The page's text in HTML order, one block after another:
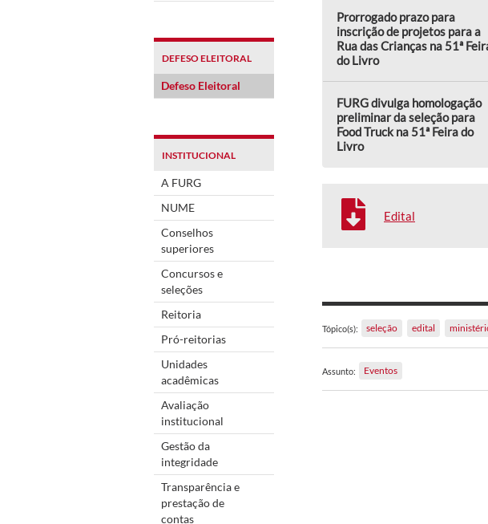
DEFESO ELEITORAL
Defeso Eleitoral
INSTITUCIONAL
A FURG
NUME
Conselhos
superiores
Concursos e
seleções
Reitoria
Pró-reitorias
Unidades
acadêmicas
Avaliação
institucional
Gestão da
integridade
Transparência e
prestação de
contas
Prorrogado prazo para
inscrição de projetos para a
Rua das Crianças na 51ª
do Livro
FURG divulga homologação
preliminar da seleção para
Food Truck na 51ª Feira do
Livro
Edital
Tópico(s): seleção edital
Assunto: Eventos